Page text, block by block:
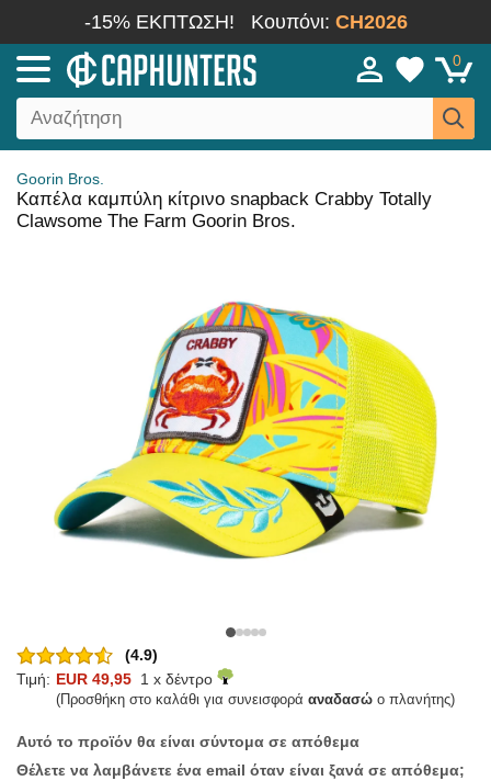
-15% ΕΚΠΤΩΣΗ! Κουπόνι: CH2026
0
Goorin Bros.
Καπέλα καμπύλη κίτρινο snapback Crabby Totally
Clawsome The Farm Goorin Bros.
(4.9)
Τιμή: EUR 49,95 1 x δέντρο
(Προσθήκη στο καλάθι για συνεισφορά αναδασώ ο πλανήτης)
Αυτό το προϊόν θα είναι σύντομα σε απόθεμα
Θέλετε να λαμβάνετε ένα email όταν είναι ξανά σε απόθεμα;